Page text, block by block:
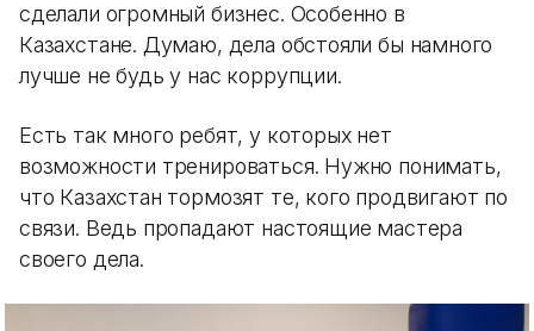
сделали огромный бизнес. Особенно в
Казахстане. Думаю, дела обстояли бы намного
лучше не будь у нас коррупции.
Есть так много ребят, у которых нет
возможности тренироваться. Нужно понимать,
что Казахстан тормозят те, кого продвигают по
связи. Ведь пропадают настоящие мастера
своего дела.